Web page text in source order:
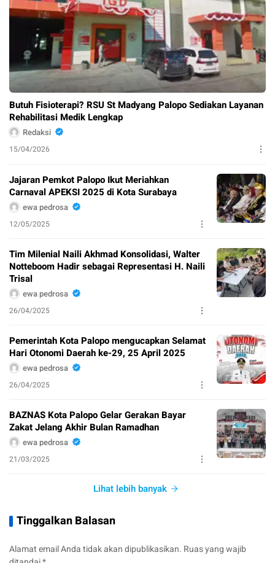
Butuh Fisioterapi? RSU St Madyang Palopo Sediakan Layanan
Rehabilitasi Medik Lengkap
Redaksi
15/04/2026
Jajaran Pemkot Palopo Ikut Meriahkan
Carnaval APEKSI 2025 di Kota Surabaya
ewa pedrosa
12/05/2025
Tim Milenial Naili Akhmad Konsolidasi, Walter
Notteboom Hadir sebagai Representasi H. Naili
Trisal
ewa pedrosa
26/04/2025
Pemerintah Kota Palopo mengucapkan Selamat
Hari Otonomi Daerah ke-29, 25 April 2025
ewa pedrosa
26/04/2025
BAZNAS Kota Palopo Gelar Gerakan Bayar
Zakat Jelang Akhir Bulan Ramadhan
ewa pedrosa
21/03/2025
Lihat lebih banyak
Tinggalkan Balasan
Alamat email Anda tidak akan dipublikasikan. Ruas yang wajib